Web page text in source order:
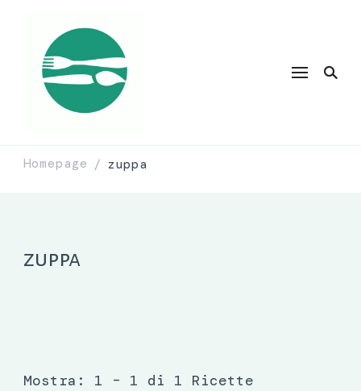
Homepage / zuppa
zuppa
Mostra: 1 – 1 di 1 Ricette